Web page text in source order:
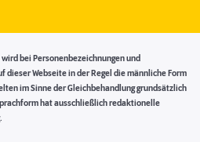
bei Personenbezeichnungen und
dieser Webseite in der Regel die männliche Form
im Sinne der Gleichbehandlung grundsätzlich
hat ausschließlich redaktionelle